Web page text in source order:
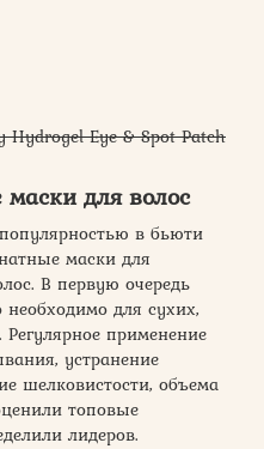
Hydrogel Eye & Spot Patch
для волос
в бьюти
маски для
В первую очередь
необходимо для сухих,
применение
устранение
шелковистости, объема
топовые
лидеров.